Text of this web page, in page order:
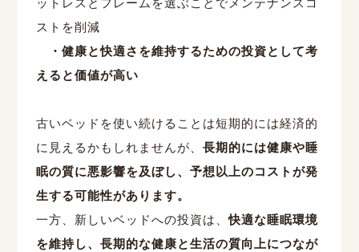
ットレスとフレームを選ぶことでメンテナンスコ
ストを削減
・健康と快適さを維持するための投資として考
えると価値が高い
古いベッドを使い続けることは短期的には経済的
に見えるかもしれませんが、 長期的には健康や睡
眠の質に悪影響を及ぼし、予想以上のコストが発
生する可能性があります。
一方、新しいベッドへの投資は、快適な睡眠環境
を維持し、長期的な健康と生活の質向上につなが